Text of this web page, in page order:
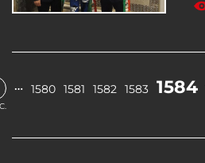
… 1580 1581 1582 1583 1584